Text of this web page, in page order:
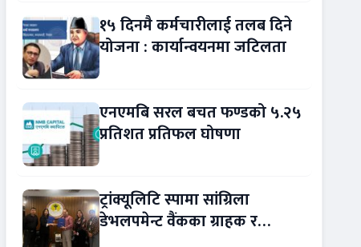
१५ दिनमै कर्मचारीलाई तलब दिने
योजना : कार्यान्वयनमा जटिलता
एनएमबि सरल बचत फण्डको ५.२५
प्रतिशत प्रतिफल घोषणा
ट्रांक्यूलिटि स्पामा सांग्रिला
डेभलपमेन्ट वैंकका ग्राहक र